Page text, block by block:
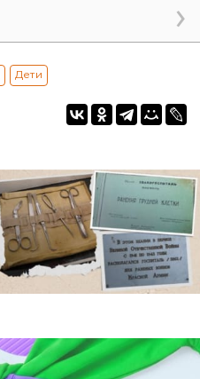
Дети